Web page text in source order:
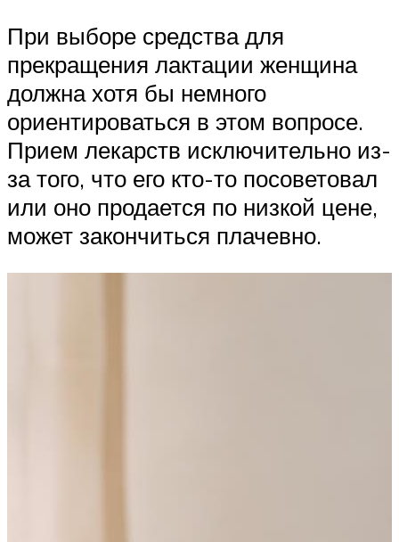
При выборе средства для
прекращения лактации женщина
должна хотя бы немного
ориентироваться в этом вопросе.
Прием лекарств исключительно из-
за того, что его кто-то посоветовал
или оно продается по низкой цене,
может закончиться плачевно.